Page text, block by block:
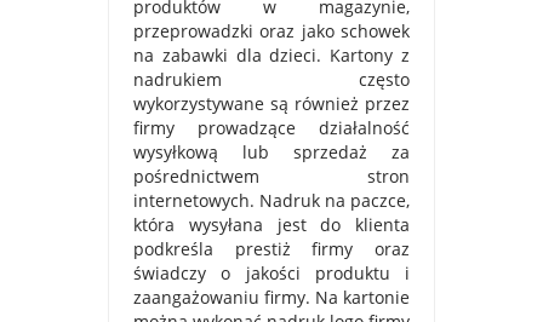
produktów w magazynie,
przeprowadzki oraz jako schowek
na zabawki dla dzieci. Kartony z
nadrukiem często
wykorzystywane są również przez
firmy prowadzące działalność
wysyłkową lub sprzedaż za
pośrednictwem stron
internetowych. Nadruk na paczce,
która wysyłana jest do klienta
podkreśla prestiż firmy oraz
świadczy o jakości produktu i
zaangażowaniu firmy. Na kartonie